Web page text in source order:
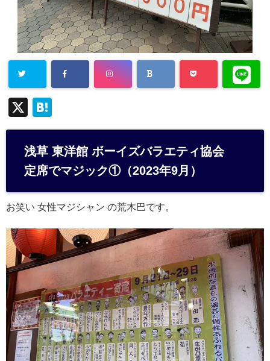
X
at
e
n
浅草 東洋館 ボーイズバラエティ協会
定席でマジック①（2023年9月）
お笑い 女性マジシャン の荒木巴です。